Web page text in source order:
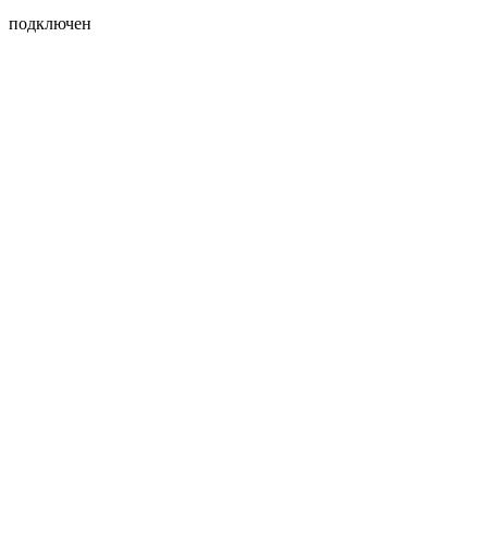
подключен